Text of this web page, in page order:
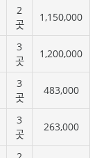
2
곳
1,150,000
3
곳
1,200,000
3
곳
483,000
3
곳
263,000